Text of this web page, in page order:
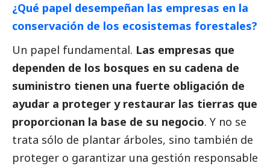
¿Qué papel desempeñan las empresas en la
conservación de los ecosistemas forestales?
Un papel fundamental. Las empresas que
dependen de los bosques en su cadena de
suministro tienen una fuerte obligación de
ayudar a proteger y restaurar las tierras que
proporcionan la base de su negocio. Y no se
trata sólo de plantar árboles, sino también de
proteger o garantizar una gestión responsable